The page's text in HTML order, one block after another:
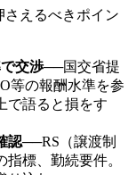
えるべきポイン
交渉──国交省提
等の報酬水準を参
で語ると損をす
認──RS（譲渡制
標、勤続要件。